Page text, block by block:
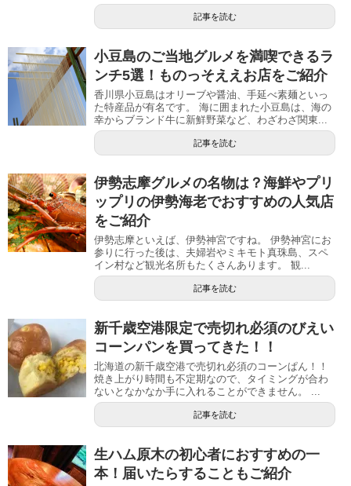
記事を読む
小豆島のご当地グルメを満喫できるラ
ンチ5選！ものっそええお店をご紹介
香川県小豆島はオリーブや醤油、手延べ素麺といっ
た特産品が有名です。 海に囲まれた小豆島は、海の
幸からブランド牛に新鮮野菜など、わざわざ関東...
記事を読む
伊勢志摩グルメの名物は？海鮮やプリ
ップリの伊勢海老でおすすめの人気店
をご紹介
伊勢志摩といえば、伊勢神宮ですね。 伊勢神宮にお
参りに行った後は、夫婦岩やミキモト真珠島、スペ
イン村など観光名所もたくさんあります。 観...
記事を読む
新千歳空港限定で売切れ必須のびえい
コーンパンを買ってきた！！
北海道の新千歳空港で売切れ必須のコーンぱん！！
焼き上がり時間も不定期なので、タイミングが合わ
ないとなかなか手に入れることができません。 ...
記事を読む
生ハム原木の初心者におすすめの一
本！届いたらすることもご紹介